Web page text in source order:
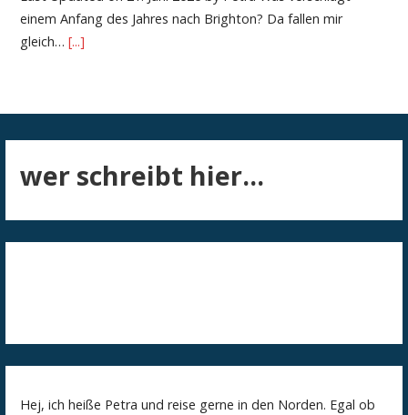
einem Anfang des Jahres nach Brighton? Da fallen mir
gleich…[...]
wer schreibt hier...
Hej, ich heiße Petra und reise gerne in den Norden. Egal ob